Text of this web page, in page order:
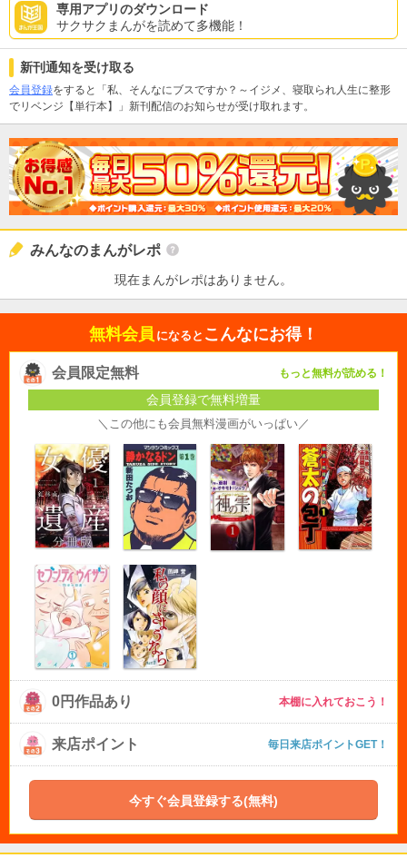
専用アプリのダウンロード
サクサクまんがを読めて多機能！
新刊通知を受け取る
会員登録をすると「私、そんなにブスですか？～イジメ、寝取られ人生に整形
でリベンジ【単行本】」新刊配信のお知らせが受け取れます。
みんなのまんがレポ
現在まんがレポはありません。
無料会員 になると こんなにお得！
会員限定無料 もっと無料が読める！
会員登録で無料増量
＼この他にも会員無料漫画がいっぱい／
0円作品あり 本棚に入れておこう！
来店ポイント 毎日来店ポイントGET！
今すぐ会員登録する(無料)